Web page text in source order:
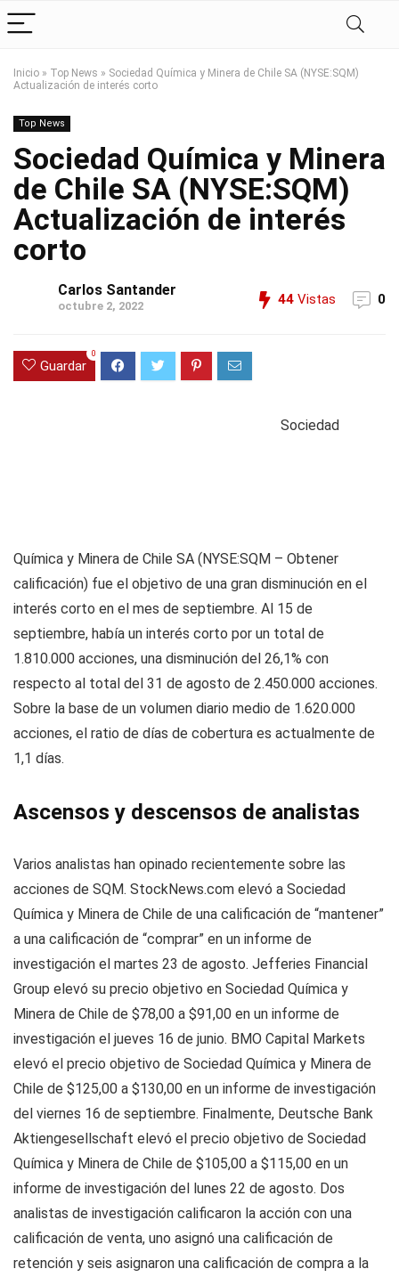
Inicio » Top News » Sociedad Química y Minera de Chile SA (NYSE:SQM)
Actualización de interés corto
Top News
Sociedad Química y Minera
de Chile SA (NYSE:SQM)
Actualización de interés
corto
Carlos Santander
octubre 2, 2022 44 Vistas 0
Guardar
0
Sociedad
Química y Minera de Chile SA (NYSE:SQM – Obtener
calificación) fue el objetivo de una gran disminución en el
interés corto en el mes de septiembre. Al 15 de
septiembre, había un interés corto por un total de
1.810.000 acciones, una disminución del 26,1% con
respecto al total del 31 de agosto de 2.450.000 acciones.
Sobre la base de un volumen diario medio de 1.620.000
acciones, el ratio de días de cobertura es actualmente de
1,1 días.
Ascensos y descensos de analistas
Varios analistas han opinado recientemente sobre las
acciones de SQM. StockNews.com elevó a Sociedad
Química y Minera de Chile de una calificación de “mantener”
a una calificación de “comprar” en un informe de
investigación el martes 23 de agosto. Jefferies Financial
Group elevó su precio objetivo en Sociedad Química y
Minera de Chile de $78,00 a $91,00 en un informe de
investigación el jueves 16 de junio. BMO Capital Markets
elevó el precio objetivo de Sociedad Química y Minera de
Chile de $125,00 a $130,00 en un informe de investigación
del viernes 16 de septiembre. Finalmente, Deutsche Bank
Aktiengesellschaft elevó el precio objetivo de Sociedad
Química y Minera de Chile de $105,00 a $115,00 en un
informe de investigación del lunes 22 de agosto. Dos
analistas de investigación calificaron la acción con una
calificación de venta, uno asignó una calificación de
retención y seis asignaron una calificación de compra a la